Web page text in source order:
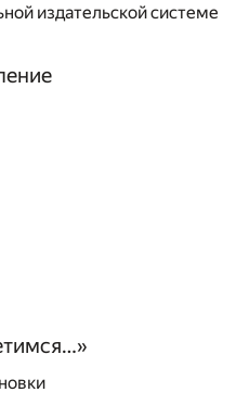
издательской системе